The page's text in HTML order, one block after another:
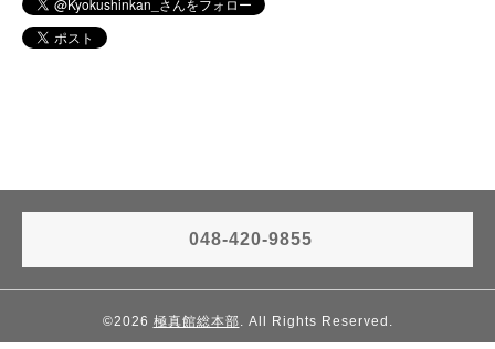
048-420-9855
©2026 極真館総本部. All Rights Reserved.